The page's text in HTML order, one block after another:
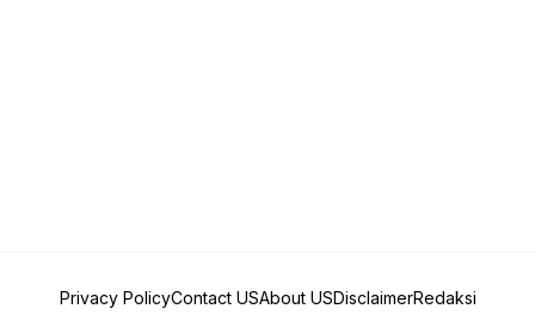
Privacy PolicyContact USAbout USDisclaimerRedaksi